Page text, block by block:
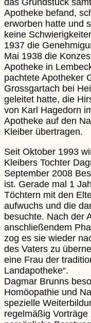
Apotheke befand,
erworben hatte und
keine
1937 die
Mai 1938 die
Apotheke in
pachtete Apotheker
Grossgartach bei
geleitet hatte, die
von Karl Hagedorn
Apotheke auf den
Kleiber übertragen.
Seit Oktober 1993
Kleibers Tochter
September 2008
ist. Gerade mal 1
Töchtern mit den
aufwuchs und die
besuchte. Nach der
anschließendem
zog es sie wieder
des Vaters zu
eine Frau der
Landapotheke“.
Dagmar Brunns
Homöopathie und
spezielle
regelmäßig